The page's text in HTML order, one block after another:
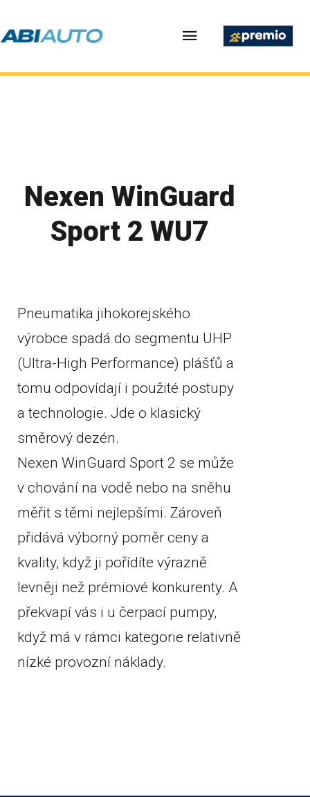
Nexen WinGuard
Sport 2 WU7
Pneumatika jihokorejského
výrobce spadá do segmentu UHP
(Ultra-High Performance) plášťů a
tomu odpovídají i použité postupy
a technologie. Jde o klasický
směrový dezén.
Nexen WinGuard Sport 2 se může
v chování na vodě nebo na sněhu
měřit s těmi nejlepšími. Zároveň
přidává výborný poměr ceny a
kvality, když ji pořídíte výrazně
levněji než prémiové konkurenty. A
překvapí vás i u čerpací pumpy,
když má v rámci kategorie relativně
nízké provozní náklady.